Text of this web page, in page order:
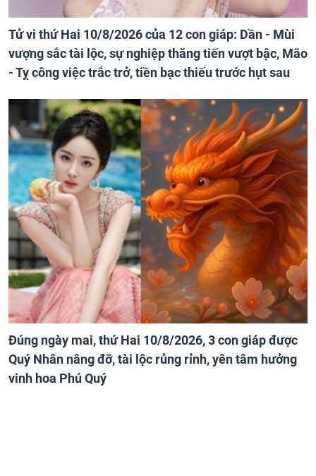
Tử vi thứ Hai 10/8/2026 của 12 con giáp: Dần - Mùi
vượng sắc tài lộc, sự nghiệp thăng tiến vượt bậc, Mão
- Tỵ công việc trắc trở, tiền bạc thiếu trước hụt sau
Đúng ngày mai, thứ Hai 10/8/2026, 3 con giáp được
Quý Nhân nâng đỡ, tài lộc rủng rỉnh, yên tâm hưởng
vinh hoa Phú Quý